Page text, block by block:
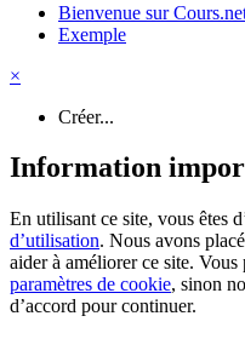
Bienvenue sur
Exemple
×
Créer...
Information
En utilisant ce site, vous êtes
d’utilisation. Nous avons
aider à améliorer ce site.
paramètres de cookie, sinon
d’accord pour continuer.